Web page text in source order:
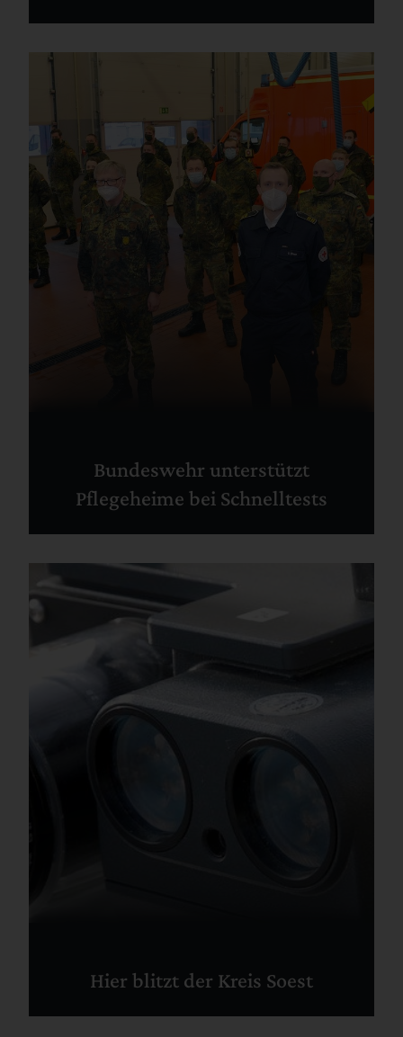
Bundeswehr unterstützt
Pflegeheime bei Schnelltests
Hier blitzt der Kreis Soest